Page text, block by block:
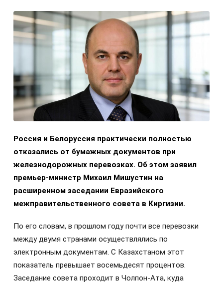
Россия и Белоруссия практически полностью
отказались от бумажных документов при
железнодорожных перевозках. Об этом заявил
премьер-министр Михаил Мишустин на
расширенном заседании Евразийского
межправительственного совета в Киргизии.
По его словам, в прошлом году почти все перевозки
между двумя странами осуществлялись по
электронным документам. С Казахстаном этот
показатель превышает восемьдесят процентов.
Заседание совета проходит в Чолпон-Ата, куда